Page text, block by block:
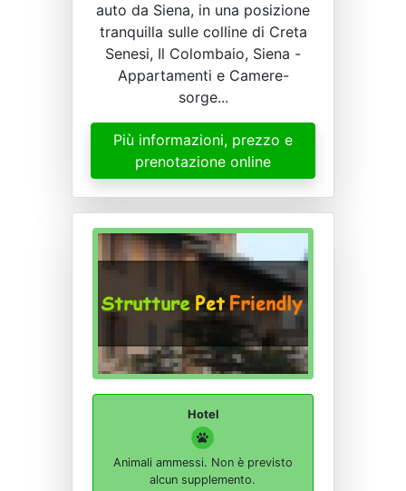
auto da Siena, in una posizione
tranquilla sulle colline di Creta
Senesi, Il Colombaio, Siena -
Appartamenti e Camere-
sorge...
Più informazioni, prezzo e
prenotazione online
Hotel
Animali ammessi. Non è previsto
alcun supplemento.